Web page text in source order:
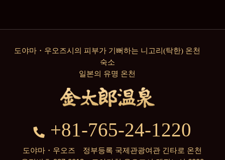
도야마・우오즈시의 피부가 기뻐하는 니고리(탁한) 온천
숙소
일본의 유명 온천
+81-765-24-1220
도야마・우오즈 정부등록 국제관광여관 긴타로 온천